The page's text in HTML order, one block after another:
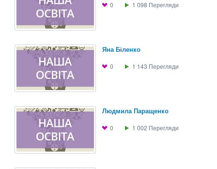
0 1 098 Перегляди
Яна Біленко
0 1 143 Перегляди
Людмила Паращенко
0 1 002 Перегляди